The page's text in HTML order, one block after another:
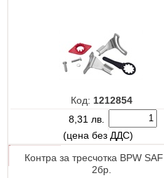
Код: 1212854
8,31 лв.
(цена без ДДС)
Контра за тресчотка BPW
2бр.